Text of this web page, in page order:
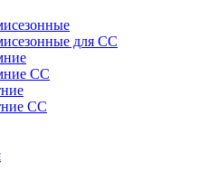
для СС
СС
СС